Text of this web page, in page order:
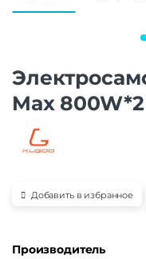
Max
Добавить в избранное
Производитель